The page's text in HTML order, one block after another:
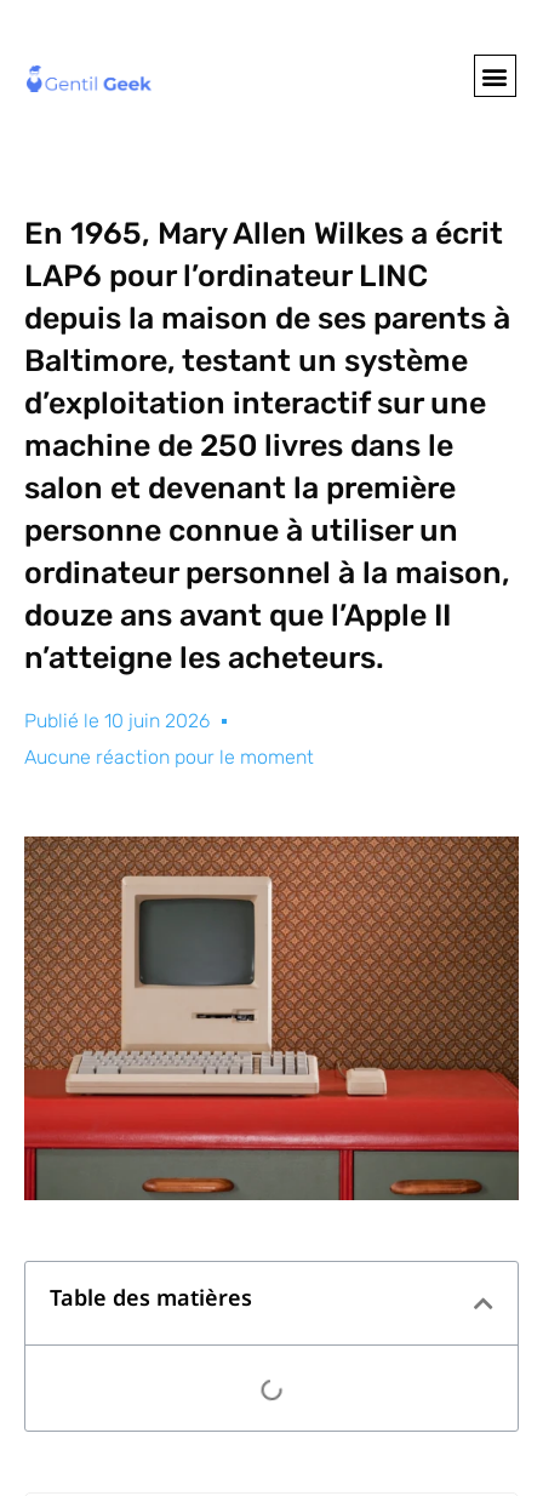
En 1965, Mary Allen Wilkes a écrit
LAP6 pour l’ordinateur LINC
depuis la maison de ses parents à
Baltimore, testant un système
d’exploitation interactif sur une
machine de 250 livres dans le
salon et devenant la première
personne connue à utiliser un
ordinateur personnel à la maison,
douze ans avant que l’Apple II
n’atteigne les acheteurs.
Publié le 10 juin 2026
Aucune réaction pour le moment
Table des matières